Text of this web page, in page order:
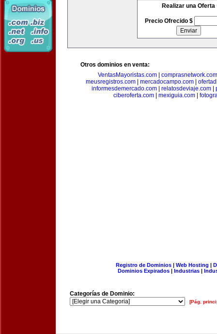
Realizar una Oferta
Precio Ofrecido $
Otros dominios en venta:
VentasMayoristas.com| comprasnetwork.com
meusregistros.com| mercadocampo.com|
informesdemercado.com| relatosdeviaje.com|
ciberoferta.com
mexiguia.com
Registro de Dominios| Web Hosting |
Dominios Expirados | Industrias |
Categorías de Dominio:
[Pág.